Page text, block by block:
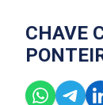
CHAVE